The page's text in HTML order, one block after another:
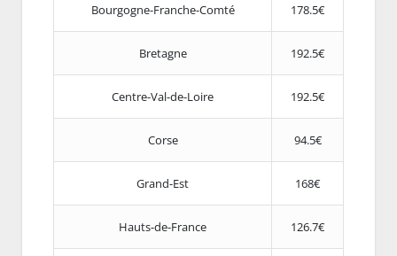
Bourgogne-Franche-Comté 178.5€
Bretagne 192.5€
Centre-Val-de-Loire 192.5€
Corse 94.5€
Grand-Est 168€
Hauts-de-France 126.7€